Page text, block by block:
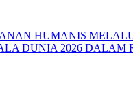
HUMANIS
DUNIA 2026